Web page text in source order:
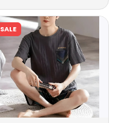
SALE